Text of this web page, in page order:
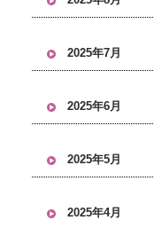
2025年7月
2025年6月
2025年5月
2025年4月